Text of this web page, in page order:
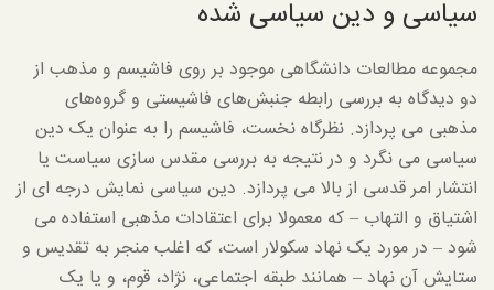
سیاسی و دین سیاسی شده
مجموعه مطالعات دانشگاهی موجود بر روی فاشیسم و مذهب از
دو دیدگاه به بررسی رابطه جنبش‌های فاشیستی و گروه‌های
مذهبی می پردازد. نظرگاه نخست، فاشیسم را به عنوان یک دین
سیاسی می نگرد و در نتیجه به بررسی مقدس سازی سیاست یا
انتشار امر قدسی از بالا می پردازد. دین سیاسی نمایش درجه ای از
اشتیاق و التهاب – که معمولا برای اعتقادات مذهبی استفاده می
شود – در مورد یک نهاد سکولار است، که اغلب منجر به تقدیس و
ستایش آن نهاد – همانند طبقه اجتماعی، نژاد، قوم، و یا یک